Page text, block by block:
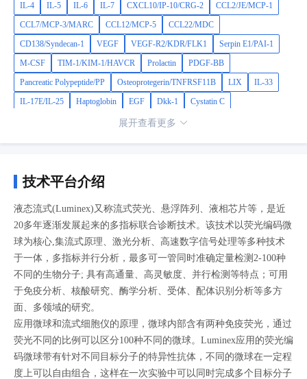
1,CXCL2/GRO beta/MIP-2/CINC-3,CXCL12/SDF-1 alpha,IL-
6R alpha,TNF-alpha,MMP-3,MMP-9
IL-4
IL-5 IL-6 IL-7 CXCL10/IP-10/CRG-2
CCL2/JE/MCP-1
CCL7/MCP-3/MARC
CCL12/MCP-5
CCL22/MDC
CD138/Syndecan-1
VEGF VEGF-R2/KDR/FLK1
Serpin E1/PAI-1
M-CSF
TIM-1/KIM-1/HAVCR Prolactin
PDGF-BB
Pancreatic Polypeptide/PP
Osteoprotegerin/TNFRSF11B LIX
IL-33
IL-17E/IL-25
Haptoglobin EGF Dkk-1
Cystatin C
FGF-21 Adiponectin/Acrp30
TRANCE/TNFSF11/RANK L
Podocalyxin
PDGF-AB
LDLR
IGF-I/IGF-1 IGFBP-3 IGFBP-1
GDF-15
FasL/Fas-L/Fas Ligand/TNFSF6
CD147/EMMPRIN
EGFR/ErbB1
CD26/DPPIV
C-Reactive Protein/CRP
Chitinase 3-like 1/CHI3L1/YKL-40
C1qR1/CD93
TIMP-1 PlGF-2 Osteopontin/OPN
MMP-8
MMP-2
MMP-12
BAFF/BLyS/TNFSF13B
CD54/ICAM-1 IL-27 IL-3
beta-NGF
CCL3/MIP-1 alpha
CCL4/MIP-1 beta IFN-gamma
IL-1 alpha/IL-1F1
展开查看更多
技术平台介绍
液态流式(Luminex)又称流式荧光、悬浮阵列、液相芯片等，是近
20多年逐渐发展起来的多指标联合诊断技术。该技术以荧光编码微
球为核心,集流式原理、激光分析、高速数字信号处理等多种技术
于一体，多指标并行分析，最多可一管同时准确定量检测2-100种
不同的生物分子; 具有高通量、高灵敏度、并行检测等特点；可用
于免疫分析、核酸研究、酶学分析、受体、配体识别分析等多方
面、多领域的研究。
应用微球和流式细胞仪的原理，微球内部含有两种免疫荧光，通过
荧光不同的比例可以区分100种不同的微球。Luminex应用的荧光编
码微球带有针对不同目标分子的特异性抗体，不同的微球在一定程
度上可以自由组合，这样在一次实验中可以同时完成多个目标分子